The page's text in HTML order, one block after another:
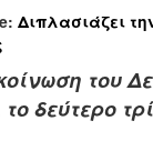
Διπλασιάζει
του
δεύτερο